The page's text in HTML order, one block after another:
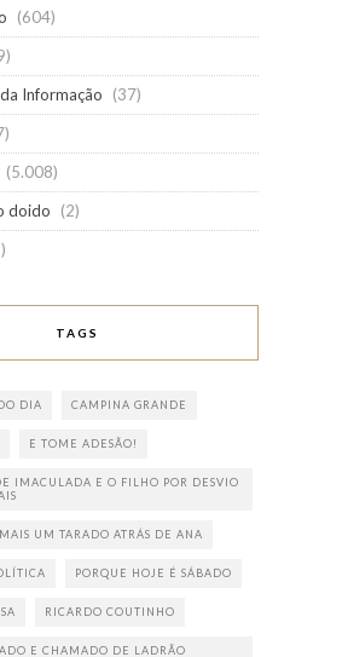
(604)
Informação
(37)
(5.008)
doido
(2)
TAGS
DIA CAMPINA GRANDE
E TOME ADESÃO!
IMACULADA E O FILHO POR DESVIO
MAIS UM TARADO ATRÁS DE ANA
PORQUE HOJE É SÁBADO
RICARDO COUTINHO
E CHAMADO DE LADRÃO